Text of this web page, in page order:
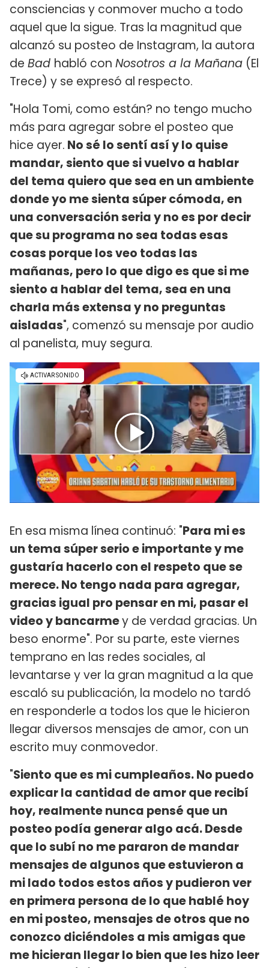
consciencias y conmover mucho a todo
aquel que la sigue. Tras la magnitud que
alcanzó su posteo de Instagram, la autora
de Bad habló con Nosotros a la Mañana (El
Trece) y se expresó al respecto.
"Hola Tomi, como están? no tengo mucho
más para agregar sobre el posteo que
hice ayer. No sé lo sentí así y lo quise
mandar, siento que si vuelvo a hablar
del tema quiero que sea en un ambiente
donde yo me sienta súper cómoda, en
una conversación seria y no es por decir
que su programa no sea todas esas
cosas porque los veo todas las
mañanas, pero lo que digo es que si me
siento a hablar del tema, sea en una
charla más extensa y no preguntas
aisladas", comenzó su mensaje por audio
al panelista, muy segura.
En esa misma línea continuó: "Para mi es
un tema súper serio e importante y me
gustaría hacerlo con el respeto que se
merece. No tengo nada para agregar,
gracias igual pro pensar en mi, pasar el
video y bancarmey de verdad gracias. Un
beso enorme". Por su parte, este viernes
temprano en las redes sociales, al
levantarse y ver la gran magnitud a la que
escaló su publicación, la modelo no tardó
en responderle a todos los que le hicieron
llegar diversos mensajes de amor, con un
escrito muy conmovedor.
"Siento que es mi cumpleaños. No puedo
explicar la cantidad de amor que recibí
hoy, realmente nunca pensé que un
posteo podía generar algo acá. Desde
que lo subí no me pararon de mandar
mensajes de algunos que estuvieron a
mi lado todos estos años y pudieron ver
en primera persona de lo que hablé hoy
en mi posteo, mensajes de otros que no
conozco diciéndoles a mis amigas que
me hicieran llegar lo bien que les hizo leer